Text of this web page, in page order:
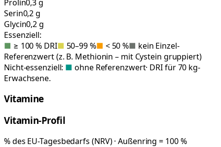
Prolin0,3 g
Serin0,2 g
Glycin0,2 g
Essenziell:
■ ≥ 100 % DRI■ 50–99 %■ < 50 %■ kein Einzel-
Referenzwert (z. B. Methionin – mit Cystein gruppiert)
Nicht-essenziell: ■ ohne Referenzwert· DRI für 70 kg-
Erwachsene.
Vitamine
Vitamin-Profil
% des EU-Tagesbedarfs (NRV) · Außenring = 100 %